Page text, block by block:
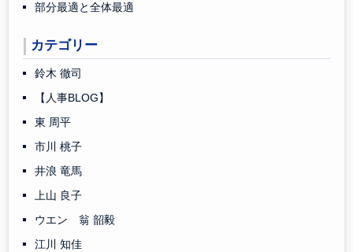
部分最適と全体最適
カテゴリー
鈴木 徹司
【人事BLOG】
東 周平
市川 桃子
井浪 竜馬
上山 良子
ウエン 翁 韶毅
江川 知佳